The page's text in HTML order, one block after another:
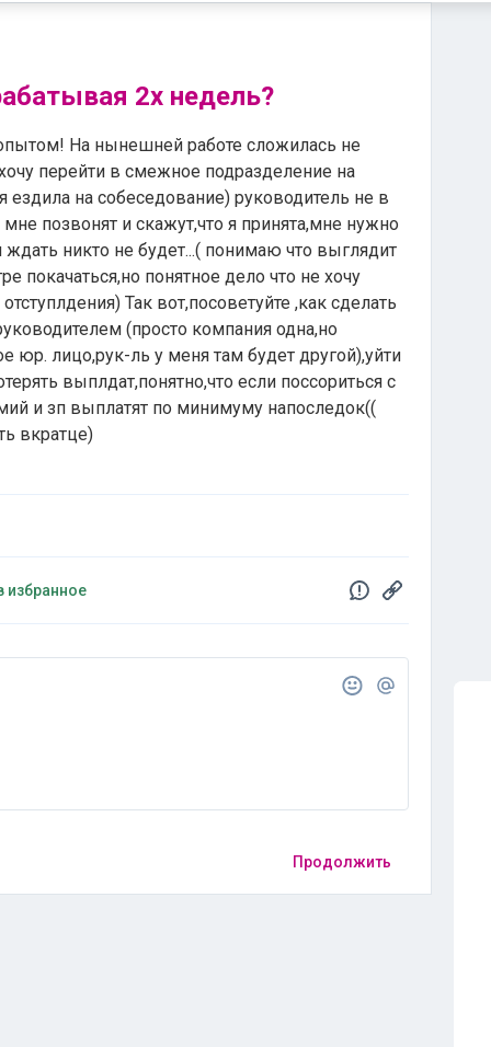
2х недель?
На нынешней работе сложилась не
перейти в смежное подразделение на
на собеседование) руководитель не в
позвонят и скажут,что я принята,мне нужно
никто не будет...( понимаю что выглядит
покачаться,но понятное дело что не хочу
Так вот,посоветуйте ,как сделать
(просто компания одна,но
юр. лицо,рук-ль у меня там будет другой),уйти
выплдат,понятно,что если поссориться с
и зп выплатят по минимуму напоследок((
вкратце)
избранное
Продолжить